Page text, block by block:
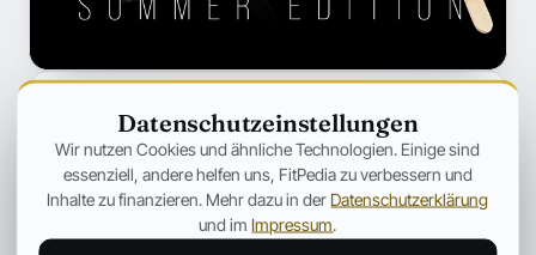
Fitpedia Redaktionsteam
REDAKTION UND QUALITÄTSPRÜFUNG
Datenschutzeinstellungen
Wir nutzen Cookies und ähnliche Technologien. Einige sind
essenziell, andere helfen uns, FitPedia zu verbessern und
Inhalte zu finanzieren. Mehr dazu in der Datenschutzerklärung
und im Impressum.